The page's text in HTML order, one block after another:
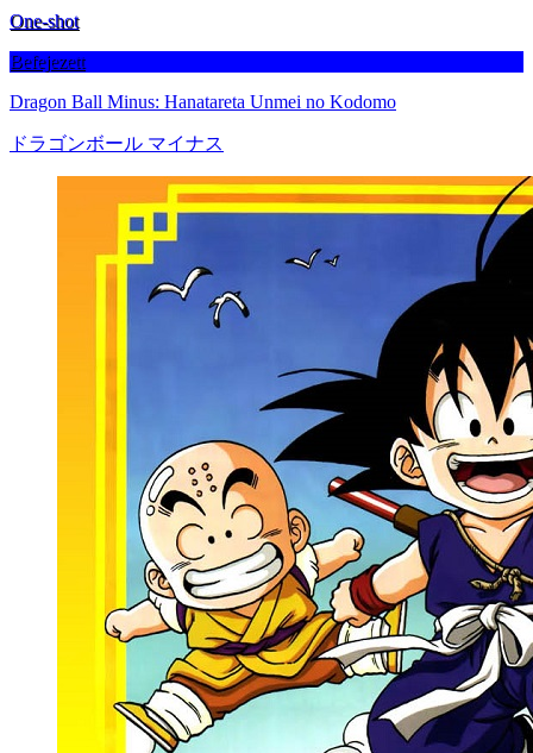
One-shot
Befejezett
Dragon Ball Minus: Hanatareta Unmei no Kodomo
ドラゴンボール マイナス